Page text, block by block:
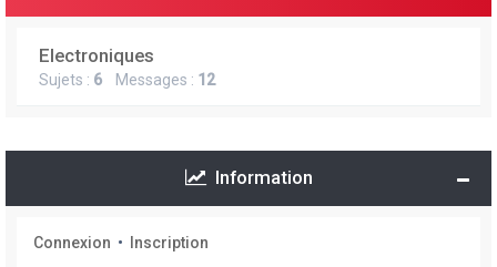
Electroniques
Sujets : 6 Messages : 12
Information
Connexion •
Inscription